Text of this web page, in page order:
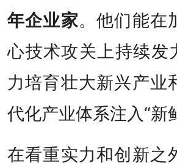
年企业家。他们能在
心技术攻关上持续发
力培育壮大新兴产业
代化产业体系注入“新
在看重实力和创新之